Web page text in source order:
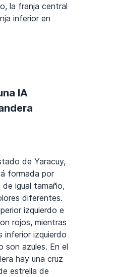
la franja central
inferior en
IA
de Yaracuy,
formada por
igual tamaño,
diferentes.
izquierdo e
rojos, mientras
inferior izquierdo
son azules. En el
hay una cruz
estrella de